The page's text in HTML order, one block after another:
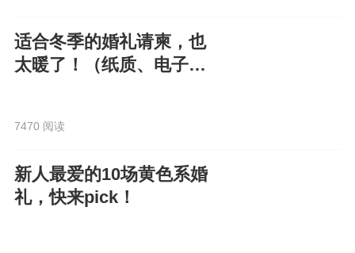
适合冬季的婚礼请柬，也
太暖了！（纸质、电子都
7470 阅读
新人最爱的10场黄色系婚
礼，快来pick！